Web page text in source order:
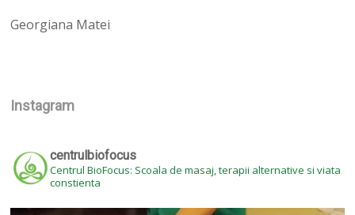
Georgiana Matei
Instagram
centrulbiofocus
Centrul BioFocus: Scoala de masaj, terapii alternative si viata
constienta